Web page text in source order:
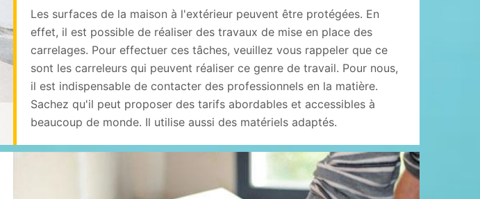
Les surfaces de la maison à l'extérieur peuvent être protégées. En
effet, il est possible de réaliser des travaux de mise en place des
carrelages. Pour effectuer ces tâches, veuillez vous rappeler que ce
sont les carreleurs qui peuvent réaliser ce genre de travail. Pour nous,
il est indispensable de contacter des professionnels en la matière.
Sachez qu'il peut proposer des tarifs abordables et accessibles à
beaucoup de monde. Il utilise aussi des matériels adaptés.